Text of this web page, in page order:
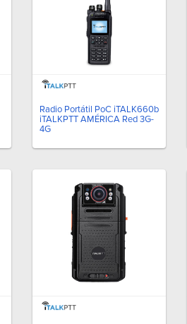
Radio Portátil PoC iTALK660b
iTALKPTT AMÉRICA Red 3G-
4G